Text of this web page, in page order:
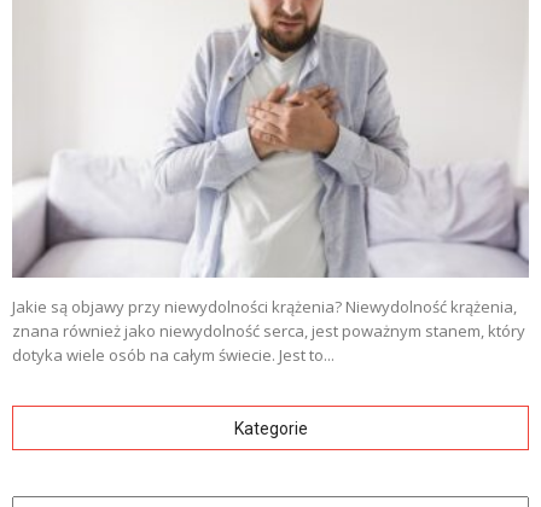
Jakie są objawy przy niewydolności krążenia? Niewydolność krążenia,
znana również jako niewydolność serca, jest poważnym stanem, który
dotyka wiele osób na całym świecie. Jest to...
Kategorie
Kategorie